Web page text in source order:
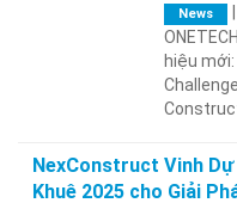
News
hiệu
NexConstruct Vinh
Khuê 2025 cho Giải